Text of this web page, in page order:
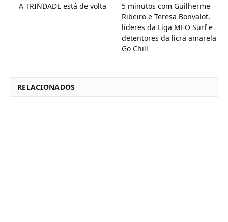
A TRINDADE está de volta
5 minutos com Guilherme
Ribeiro e Teresa Bonvalot,
líderes da Liga MEO Surf e
detentores da licra amarela
Go Chill
RELACIONADOS